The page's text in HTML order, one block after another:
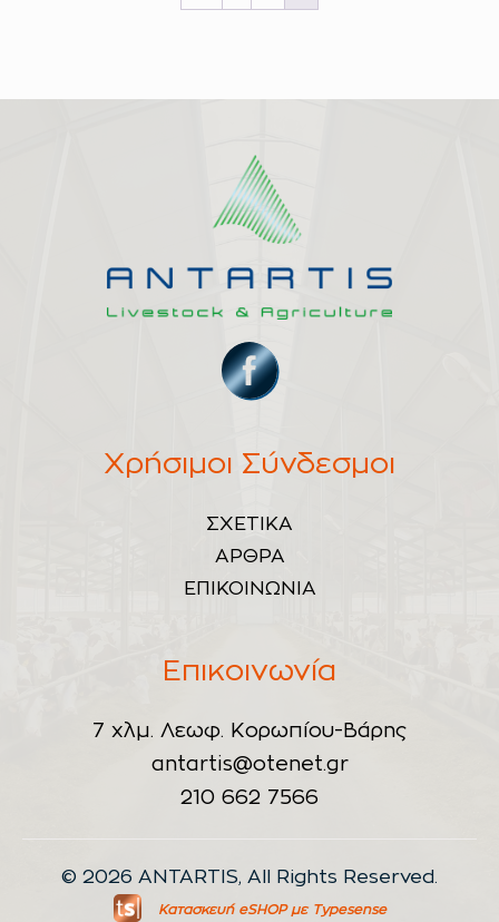
Χρήσιμοι Σύνδεσμοι
ΣΧΕΤΙΚΑ
ΑΡΘΡΑ
ΕΠΙΚΟΙΝΩΝΙΑ
Επικοινωνία
7 χλμ. Λεωφ. Κορωπίου-Βάρης
antartis@otenet.gr
210 662 7566
© 2026 ANTARTIS, All Rights Reserved.
Κατασκευή eSHOPμε Typesense